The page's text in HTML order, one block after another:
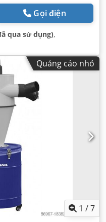
Gọi điện
qua sử dụng),
Quảng cáo nhỏ
1 /7